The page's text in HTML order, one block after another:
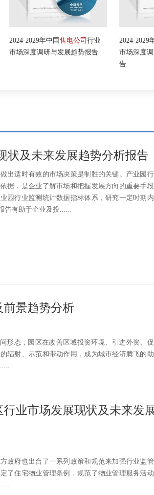
售电公司行业
发展趋势报告
2024-2029年中国 智慧养老行
市场深度调研及投资策略预
状及未来发展趋势分析报告
出适时有效的市场决策是制胜的关键。产业园
据，是企业了解市场和把握发展方向的重要手段
园行业监测统计数据指标体系，研究一定时期
告有助于企业及投......
前景趋势分析
形态，园区在改善区域投资环境、引进外资、
辐射、示范和带动作用，成为城市经济腾飞的
业市场发展现状及未来发
政府也出台了一系列政策和规范来加强行业监
了住宅物业管理条例，规范了物业管理服务活